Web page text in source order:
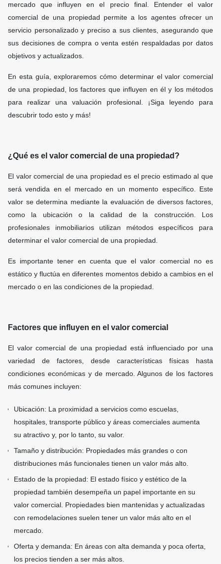
mercado que influyen en el precio final. Entender el valor
comercial de una propiedad permite a los agentes ofrecer un
servicio personalizado y preciso a sus clientes, asegurando que
sus decisiones de compra o venta estén respaldadas por datos
objetivos y actualizados.
En esta guía, exploraremos cómo determinar el valor comercial
de una propiedad, los factores que influyen en él y los métodos
para realizar una valuación profesional. ¡Siga leyendo para
descubrir todo esto y más!
¿Qué es el valor comercial de una propiedad?
El valor comercial de una propiedad es el precio estimado al que
será vendida en el mercado en un momento específico. Este
valor se determina mediante la evaluación de diversos factores,
como la ubicación o la calidad de la construcción. Los
profesionales inmobiliarios utilizan métodos específicos para
determinar el valor comercial de una propiedad.
Es importante tener en cuenta que el valor comercial no es
estático y fluctúa en diferentes momentos debido a cambios en el
mercado o en las condiciones de la propiedad.
Factores que influyen en el valor comercial
El valor comercial de una propiedad está influenciado por una
variedad de factores, desde características físicas hasta
condiciones económicas y de mercado. Algunos de los factores
más comunes incluyen:
Ubicación: La proximidad a servicios como escuelas,
hospitales, transporte público y áreas comerciales aumenta
su atractivo y, por lo tanto, su valor.
Tamaño y distribución: Propiedades más grandes o con
distribuciones más funcionales tienen un valor más alto.
Estado de la propiedad: El estado físico y estético de la
propiedad también desempeña un papel importante en su
valor comercial. Propiedades bien mantenidas y actualizadas
con remodelaciones suelen tener un valor más alto en el
mercado.
Oferta y demanda: En áreas con alta demanda y poca oferta,
los precios tienden a ser más altos.